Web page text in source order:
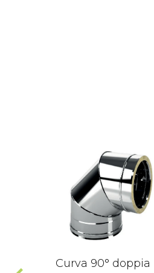
Curva 90° doppia